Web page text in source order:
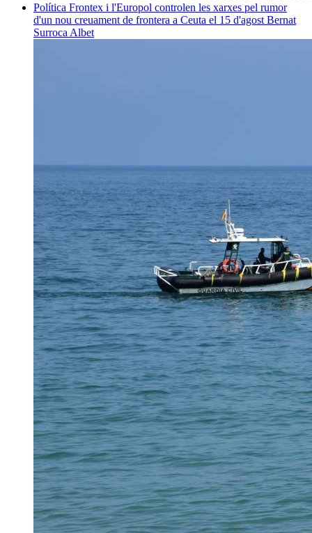
Política Frontex i l'Europol controlen les xarxes pel rumor
d'un nou creuament de frontera a Ceuta el 15 d'agost Bernat
Surroca Albet